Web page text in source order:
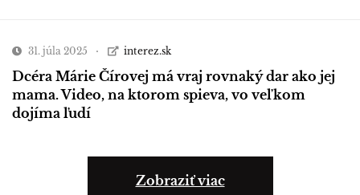
31. júla 2025 interez.sk
Dcéra Márie Čírovej má vraj rovnaký dar ako jej
mama. Video, na ktorom spieva, vo veľkom
dojíma ľudí
Zobraziť viac